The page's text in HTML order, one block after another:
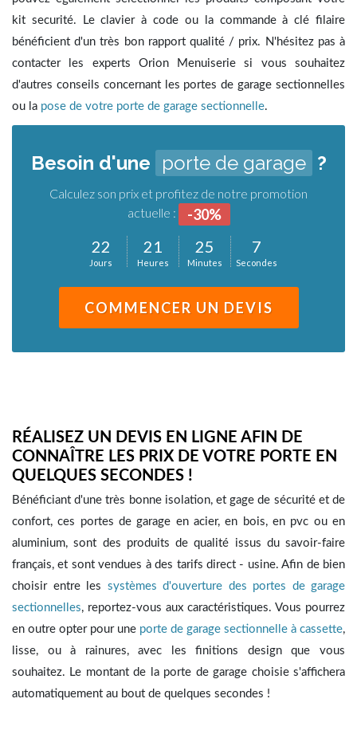
kit securité. Le clavier à code ou la commande à clé filaire
bénéficient d'un très bon rapport qualité / prix. N'hésitez pas à
contacter les experts Orion Menuiserie si vous souhaitez
d'autres conseils concernant les portes de garage sectionnelles
ou la pose de votre porte de garage sectionnelle.
RÉALISEZ UN DEVIS EN LIGNE AFIN DE
CONNAÎTRE LES PRIX DE VOTRE PORTE EN
QUELQUES SECONDES !
Bénéficiant d'une très bonne isolation, et gage de sécurité et de
confort, ces portes de garage en acier, en bois, en pvc ou en
aluminium, sont des produits de qualité issus du savoir-faire
français, et sont vendues à des tarifs direct - usine. Afin de bien
choisir entre les systèmes d'ouverture des portes de garage
sectionnelles, reportez-vous aux caractéristiques. Vous pourrez
en outre opter pour une porte de garage sectionnelle à cassette,
lisse, ou à rainures, avec les finitions design que vous
souhaitez. Le montant de la porte de garage choisie s'affichera
automatiquement au bout de quelques secondes !